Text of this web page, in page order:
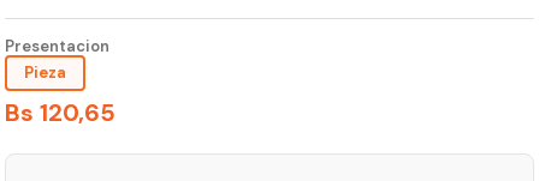
Presentacion
Pieza
Bs 120,65